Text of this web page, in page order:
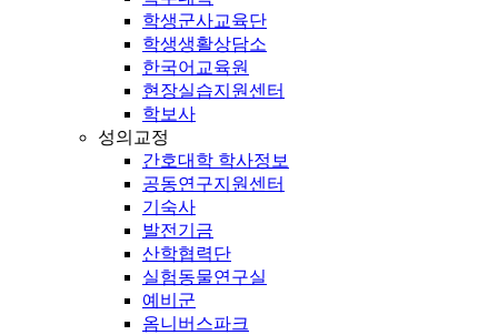
학생군사교육단
학생생활상담소
한국어교육원
현장실습지원센터
학보사
성의교정
간호대학 학사정보
공동연구지원센터
기숙사
발전기금
산학협력단
실험동물연구실
예비군
옴니버스파크